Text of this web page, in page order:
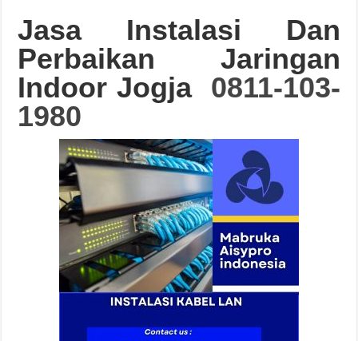
Jasa Instalasi Dan
Perbaikan Jaringan
Indoor Jogja 0811-103-
1980